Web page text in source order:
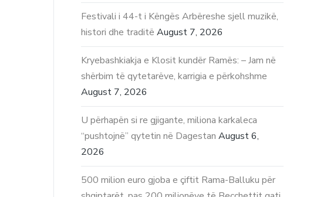
Festivali i 44-t i Këngës Arbëreshe sjell muzikë,
histori dhe traditë August 7, 2026
Kryebashkiakja e Klosit kundër Ramës: – Jam në
shërbim të qytetarëve, karrigia e përkohshme
August 7, 2026
U përhapën si re gjigante, miliona karkaleca
“pushtojnë” qytetin në Dagestan August 6,
2026
500 milion euro gjoba e çiftit Rama-Balluku për